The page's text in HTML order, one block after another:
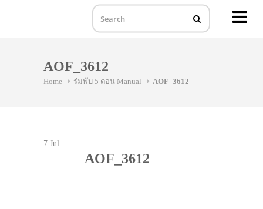
AOF_3612
Home ร่มพับ 5 ตอน Manual AOF_3612
7 Jul
AOF_3612